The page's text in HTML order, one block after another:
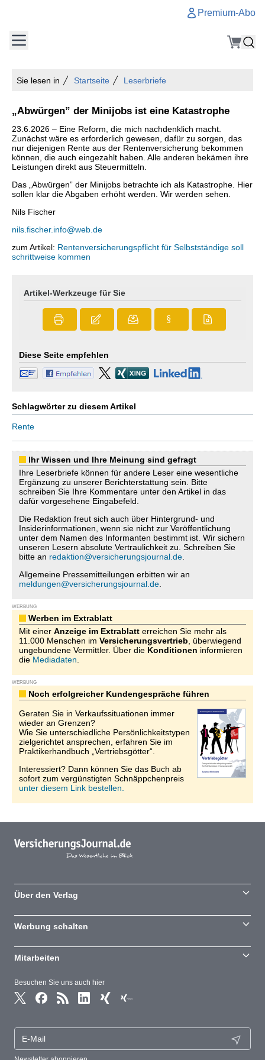
Premium-Abo
Sie lesen in Startseite Leserbriefe
„Abwürgen” der Minijobs ist eine Katastrophe
23.6.2026 – Eine Reform, die mich nachdenklich macht.
Zunächst wäre es erforderlich gewesen, dafür zu sorgen, das
nur diejenigen Rente aus der Rentenversicherung bekommen
können, die auch eingezahlt haben. Alle anderen bekämen ihre
Leistungen direkt aus Steuermitteln.
Das „Abwürgen” der Minijobs betrachte ich als Katastrophe. Hier
sollen klar die Abgaben erhöht werden. Wir werden sehen.
Nils Fischer
nils.fischer.info@web.de
zum Artikel: Rentenversicherungspflicht für Selbstständige soll
schrittweise kommen
Artikel-Werkzeuge für Sie
§
Diese Seite empfehlen
Schlagwörter zu diesem Artikel
Rente
Ihr Wissen und Ihre Meinung sind gefragt
Ihre Leserbriefe können für andere Leser eine wesentliche
Ergänzung zu unserer Berichterstattung sein. Bitte
schreiben Sie Ihre Kommentare unter den Artikel in das
dafür vorgesehene Eingabefeld.
Die Redaktion freut sich auch über Hintergrund- und
Insiderinformationen, wenn sie nicht zur Veröffentlichung
unter dem Namen des Informanten bestimmt ist. Wir sichern
unseren Lesern absolute Vertraulichkeit zu. Schreiben Sie
bitte an redaktion@versicherungsjournal.de
Allgemeine Pressemitteilungen erbitten wir an
meldungen@versicherungsjournal.de
WERBUNG
Werben im Extrablatt
Mit einer Anzeige im Extrablatt erreichen Sie mehr als
11.000 Menschen im Versicherungsvertrieb , überwiegend
ungebundene Vermittler. Über die Konditionen informieren
die Mediadaten
WERBUNG
Noch erfolgreicher Kundengespräche führen
Geraten Sie in Verkaufssituationen immer
wieder an Grenzen?
Wie Sie unterschiedliche Persönlichkeitstypen
zielgerichtet ansprechen, erfahren Sie im
Praktikerhandbuch „Vertriebsgötter“.
Interessiert? Dann können Sie das Buch ab
sofort zum vergünstigten Schnäppchenpreis
unter diesem Link bestellen.
Besuchen Sie uns auch hier
Über den Verlag
Werbung schalten
Mitarbeiten